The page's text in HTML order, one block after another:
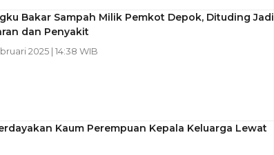
Bakar Sampah Milik Pemkot Depok, Dituding Jadi
dan Penyakit
2025 | 14:38 WIB
Kaum Perempuan Kepala Keluarga Lewat